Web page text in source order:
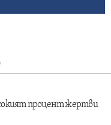
процент жертви